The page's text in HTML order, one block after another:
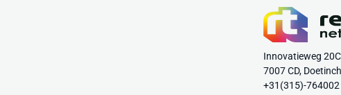
Innovatieweg 20C
7007 CD,
+31(315)-764002